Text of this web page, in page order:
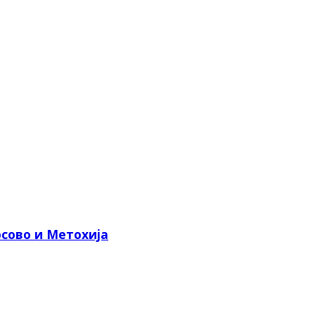
и Метохија